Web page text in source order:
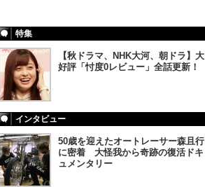
特集
【秋ドラマ、NHK大河、朝ドラ】大
好評「忖度0レビュー」全話更新！
インタビュー
50歳を迎えたオートレーサー森且行
に密着 大怪我から奇跡の復活ドキ
ュメンタリー